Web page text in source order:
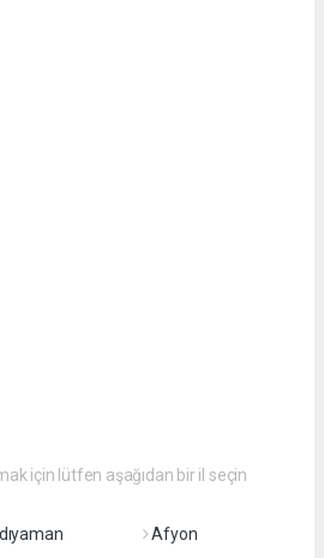
için lütfen aşağıdan bir il seçin
Afyon